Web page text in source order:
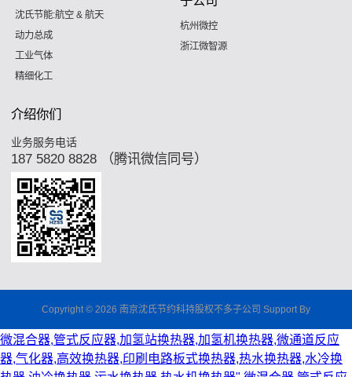
沈氏节能:航空 & 航天
动力总成
工业气体
精细化工
杭州微控
浙江微智源
介绍你们
业务服务电话
187 5820 8828 （腾讯微信同号）
Copyright © 2026 南京沈氏节约科持股权不多子公司 Support By
微混合器,管式反应器,加氢站换热器,加氢机换热器,微通道反应
器,气化器,高效换热器,印刷电路板式换热器,热水换热器,水冷换